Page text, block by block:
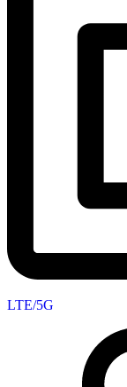
LTE/5G